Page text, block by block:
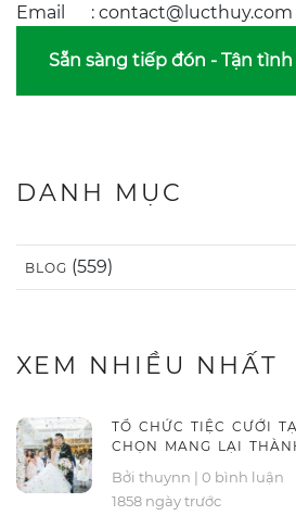
Email : contact@lucthuy.com
Sẵn sàng tiếp đón - Tận
DANH MỤC
BLOG (559)
XEM NHIỀU NHẤT
TỔ CHỨC TIỆC CƯỚI
CHỌN MANG LẠI
Bởi thuynn | 0 bình luận
1858 ngày trước